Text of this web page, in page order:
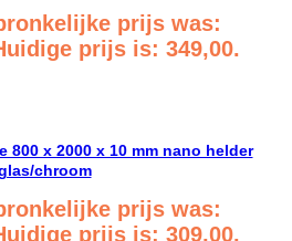
prijs was:
prijs is: 349,00.
x 2000 x 10 mm nano helder
chroom
prijs was:
prijs is: 309,00.